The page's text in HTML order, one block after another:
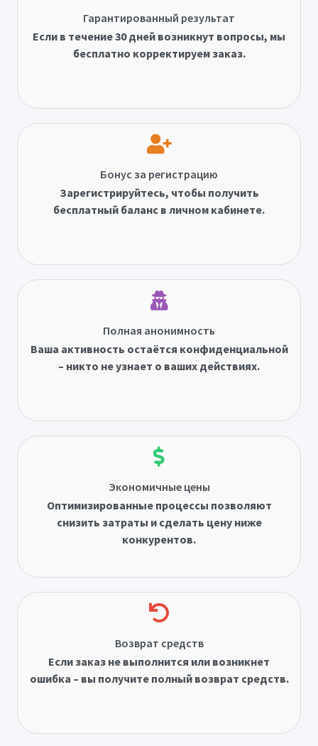
Гарантированный результат
Если в течение 30 дней возникнут вопросы, мы
бесплатно корректируем заказ.
Бонус за регистрацию
Зарегистрируйтесь, чтобы получить
бесплатный баланс в личном кабинете.
Полная анонимность
Ваша активность остаётся конфиденциальной
– никто не узнает о ваших действиях.
Экономичные цены
Оптимизированные процессы позволяют
снизить затраты и сделать цену ниже
конкурентов.
Возврат средств
Если заказ не выполнится или возникнет
ошибка – вы получите полный возврат средств.